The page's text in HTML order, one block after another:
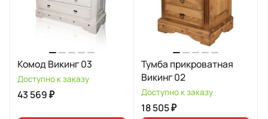
Комод Викинг 03
Доступно к заказу
43 569 ₽
Тумба прикроватная
Викинг 02
Доступно к заказу
18 505 ₽